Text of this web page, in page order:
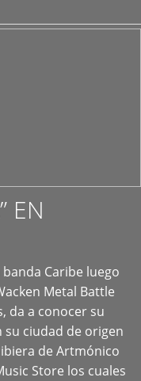
EN
banda Caribe luego
Metal Battle
da a conocer su
su ciudad de origen
de Artmónico
Store los cuales